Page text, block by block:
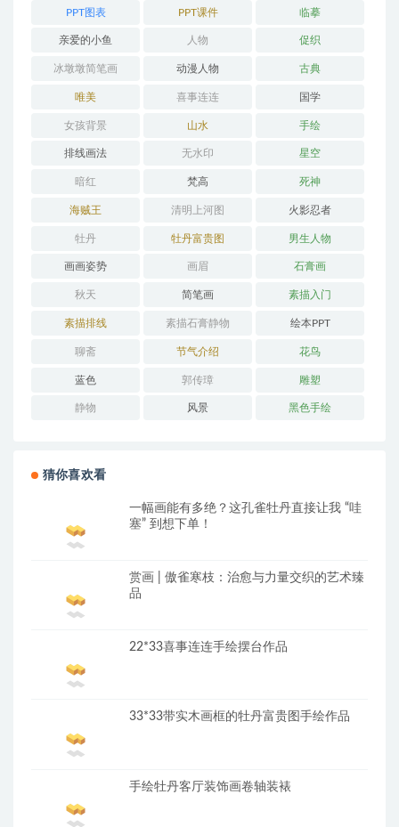
PPT图表 PPT课件 临摹
亲爱的小鱼 人物 促织
冰墩墩简笔画 动漫人物 古典
唯美 喜事连连 国学
女孩背景 山水 手绘
排线画法 无水印 星空
暗红 梵高 死神
海贼王 清明上河图 火影忍者
牡丹 牡丹富贵图 男生人物
画画姿势 画眉 石膏画
秋天 简笔画 素描入门
素描排线 素描石膏静物 绘本PPT
聊斋 节气介绍 花鸟
蓝色 郭传璋 雕塑
静物 风景 黑色手绘
猜你喜欢看
一幅画能有多绝？这孔雀牡丹直接让我 “哇
塞” 到想下单！
赏画 | 傲雀寒枝：治愈与力量交织的艺术臻
品
22*33喜事连连手绘摆台作品
33*33带实木画框的牡丹富贵图手绘作品
手绘牡丹客厅装饰画卷轴装裱